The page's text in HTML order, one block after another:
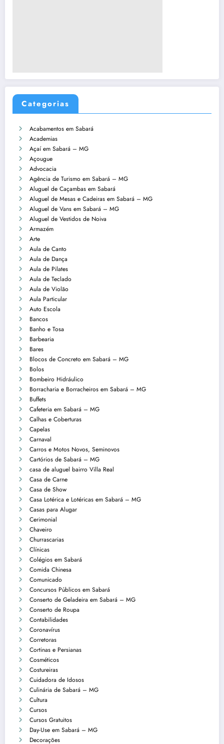
Categorias
Acabamentos em Sabará
Academias
Açaí em Sabará – MG
Açougue
Advocacia
Agência de Turismo em Sabará – MG
Aluguel de Caçambas em Sabará
Aluguel de Mesas e Cadeiras em Sabará – MG
Aluguel de Vans em Sabará – MG
Aluguel de Vestidos de Noiva
Armazém
Arte
Aula de Canto
Aula de Dança
Aula de Pilates
Aula de Teclado
Aula de Violão
Aula Particular
Auto Escola
Bancos
Banho e Tosa
Barbearia
Bares
Blocos de Concreto em Sabará – MG
Bolos
Bombeiro Hidráulico
Borracharia e Borracheiros em Sabará – MG
Buffets
Cafeteria em Sabará – MG
Calhas e Coberturas
Capelas
Carnaval
Carros e Motos Novos, Seminovos
Cartórios de Sabará – MG
casa de aluguel bairro Villa Real
Casa de Carne
Casa de Show
Casa Lotérica e Lotéricas em Sabará – MG
Casas para Alugar
Cerimonial
Chaveiro
Churrascarias
Clínicas
Colégios em Sabará
Comida Chinesa
Comunicado
Concursos Públicos em Sabará
Conserto de Geladeira em Sabará – MG
Conserto de Roupa
Contabilidades
Coronavírus
Corretoras
Cortinas e Persianas
Cosméticos
Costureiras
Cuidadora de Idosos
Culinária de Sabará – MG
Cultura
Cursos
Cursos Gratuitos
Day-Use em Sabará – MG
Decorações